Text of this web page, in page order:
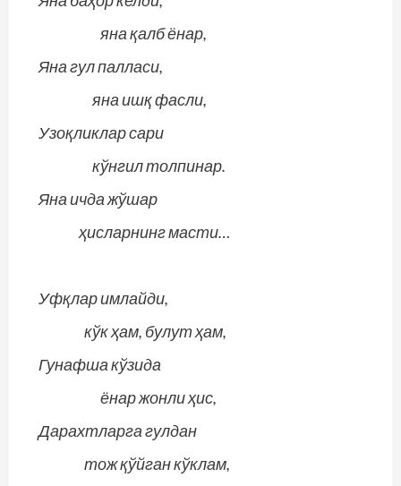
яна қалб ёнар,
Яна гул палласи,
яна ишқ фасли,
Узоқликлар сари
кўнгил толпинар.
Яна ичда жўшар
ҳисларнинг масти…
Уфқлар имлайди,
кўк ҳам, булут ҳам,
Гунафша кўзида
ёнар жонли ҳис,
Дарахтларга гулдан
тож қўйган кўклам,